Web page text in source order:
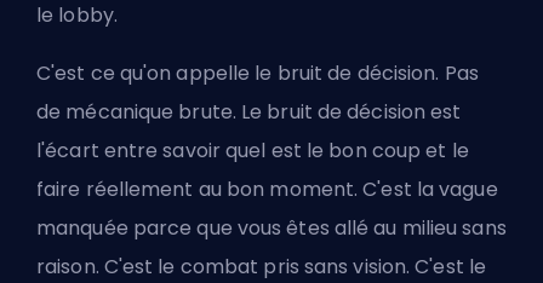
le lobby.
C'est ce qu'on appelle le bruit de décision. Pas
de mécanique brute. Le bruit de décision est
l'écart entre savoir quel est le bon coup et le
faire réellement au bon moment. C'est la vague
manquée parce que vous êtes allé au milieu sans
raison. C'est le combat pris sans vision. C'est le